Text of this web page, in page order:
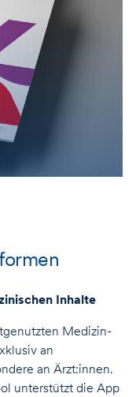
Inhalte
Medizin-
an
an Ärzt:innen.
unterstützt die App